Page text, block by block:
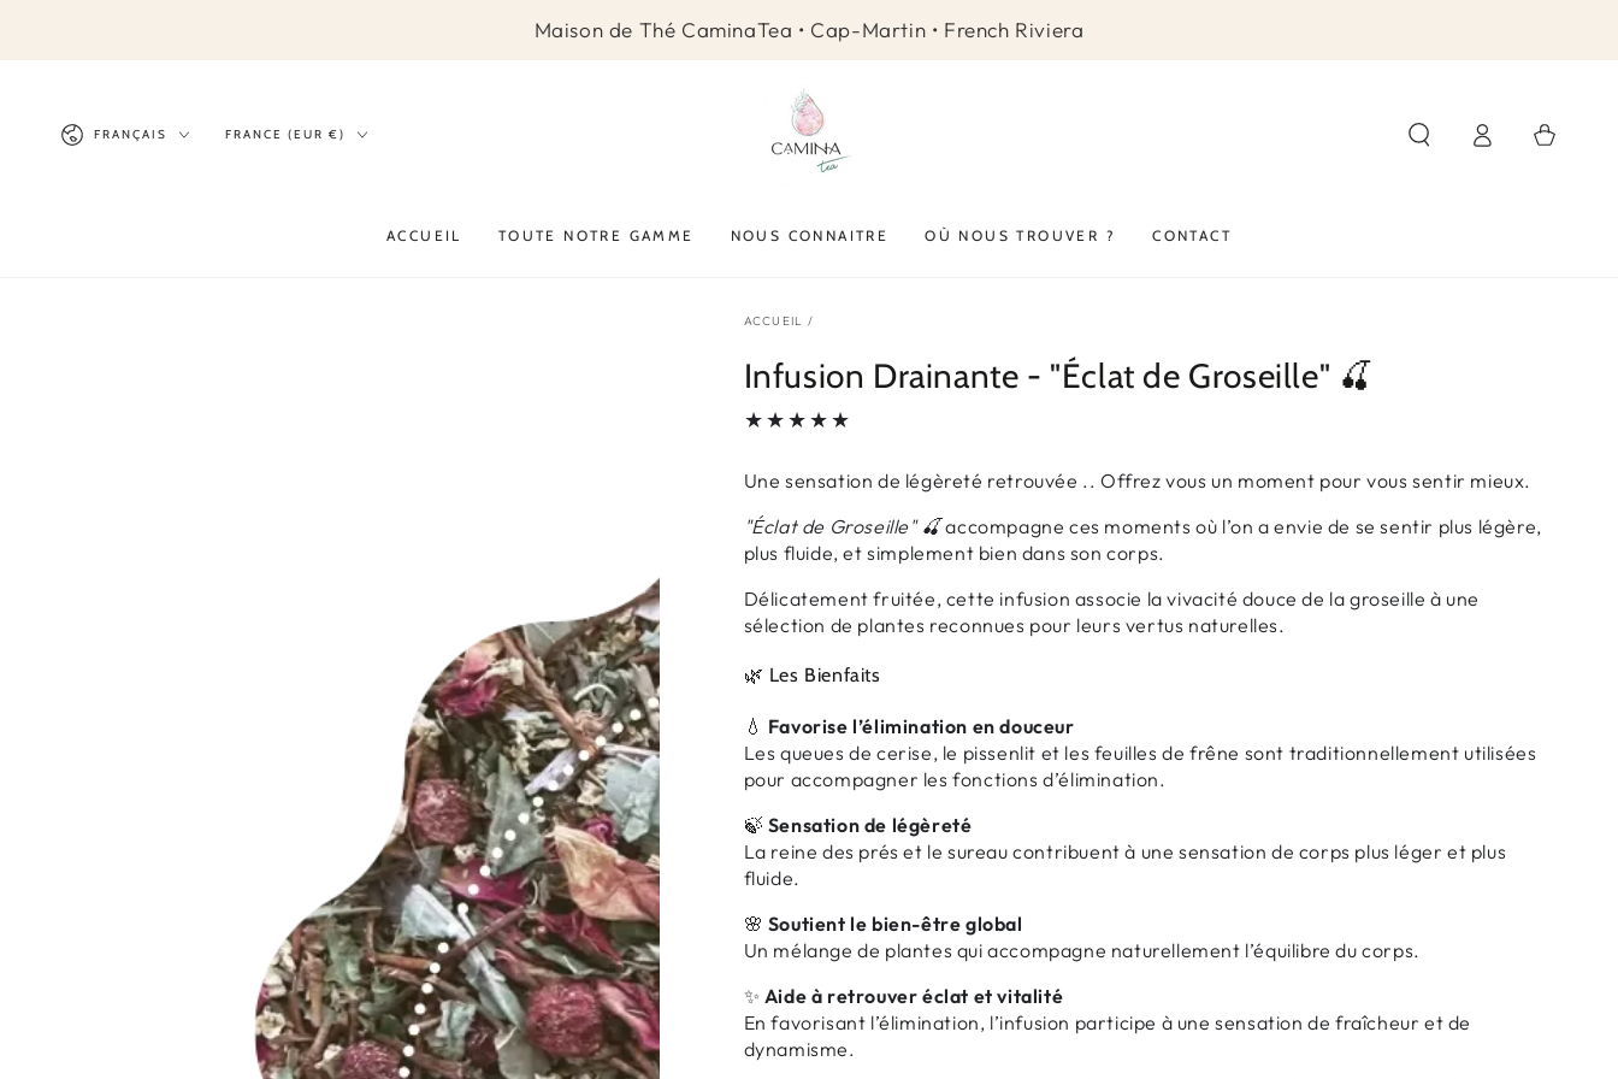
Maison de Thé CaminaTea • Cap-Martin • French Riviera
LangueFRANÇAIS Pays/région
FRANCE (EUR €)
ACCUEIL TOUTE NOTRE GAMME NOUS CONNAITRE OÙ NOUS TROUVER ? CONTACT
Connexion Panier
ACCUEIL /
Infusion Drainante - "Éclat de Groseille" 🍒
Une sensation de légèreté retrouvée .. Offrez vous un moment pour vous sentir mieux.
"Éclat de Groseille" 🍒accompagne ces moments où l’on a envie de se sentir plus légère,
plus fluide, et simplement bien dans son corps.
Délicatement fruitée, cette infusion associe la vivacité douce de la groseille à une
sélection de plantes reconnues pour leurs vertus naturelles.
🌿 Les Bienfaits
💧 Favorise l’élimination en douceur
Les queues de cerise, le pissenlit et les feuilles de frêne sont traditionnellement utilisées
pour accompagner les fonctions d’élimination.
🍃 Sensation de légèreté
La reine des prés et le sureau contribuent à une sensation de corps plus léger et plus
fluide.
🌸 Soutient le bien-être global
Un mélange de plantes qui accompagne naturellement l’équilibre du corps.
✨ Aide à retrouver éclat et vitalité
En favorisant l’élimination, l’infusion participe à une sensation de fraîcheur et de
dynamisme.